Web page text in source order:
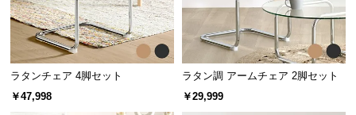
つ
い
て
ラタンチェア 4脚セット
￥47,998
ラタン調 アームチェア 2脚セット
￥29,999